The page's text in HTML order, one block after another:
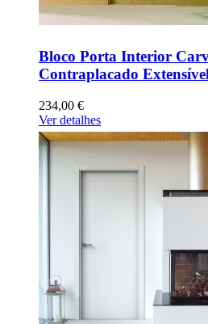
Bloco Porta Interior
Contraplacado Extensível
234,00 €
Ver detalhes